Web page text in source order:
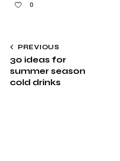
0
PREVIOUS
30 ideas for
summer season
cold drinks